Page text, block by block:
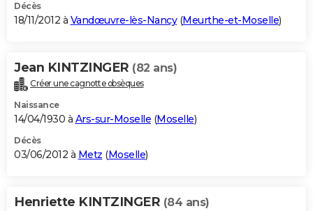
Décès
18/11/2012 à Vandœuvre-lès-Nancy(Meurthe-et-Moselle)
Jean KINTZINGER (82 ans)
Créer une cagnotte obsèques
Naissance
14/04/1930 à Ars-sur-Moselle (Moselle)
Décès
03/06/2012 à Metz (Moselle)
Henriette KINTZINGER (84 ans)